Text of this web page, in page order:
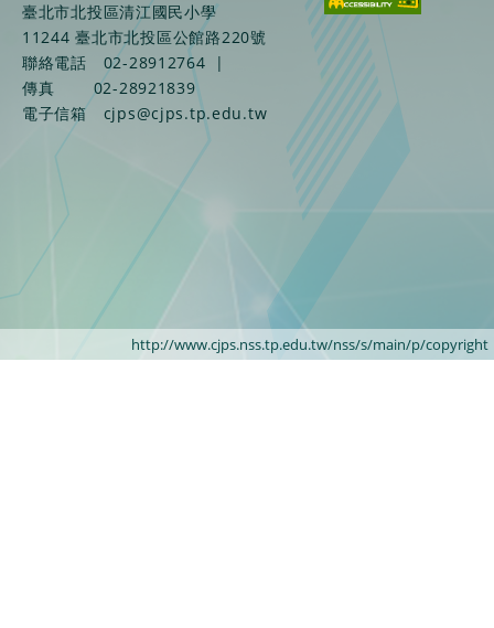
臺北市北投區清江國民小學
11244 臺北市北投區公館路220號
聯絡電話
02-28912764
|
傳真
02-28921839
電子信箱
cjps@cjps.tp.edu.tw
http://www.cjps.nss.tp.edu.tw/nss/s/main/p/copyright